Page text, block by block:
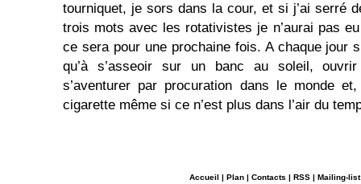
tourniquet, je sors dans la cour, et si j’ai serré
trois mots avec les rotativistes je n’aurai pas
ce sera pour une prochaine fois. A chaque jour
qu’à s’asseoir sur un banc au soleil,
s’aventurer par procuration dans le monde
cigarette même si ce n’est plus dans l’air du
Accueil | Plan | Contacts | RSS | Mailing-list